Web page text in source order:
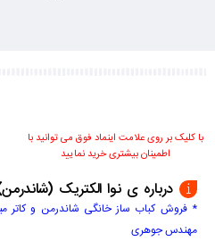
با کلیک بر روی علامت اینماد فوق می توانید با
اطمینان بیشتری خرید نمایید
درباره ی نوا الکتریک
* فروش کباب ساز خانگی شاندرمن و کاتر
مهندس جوهری